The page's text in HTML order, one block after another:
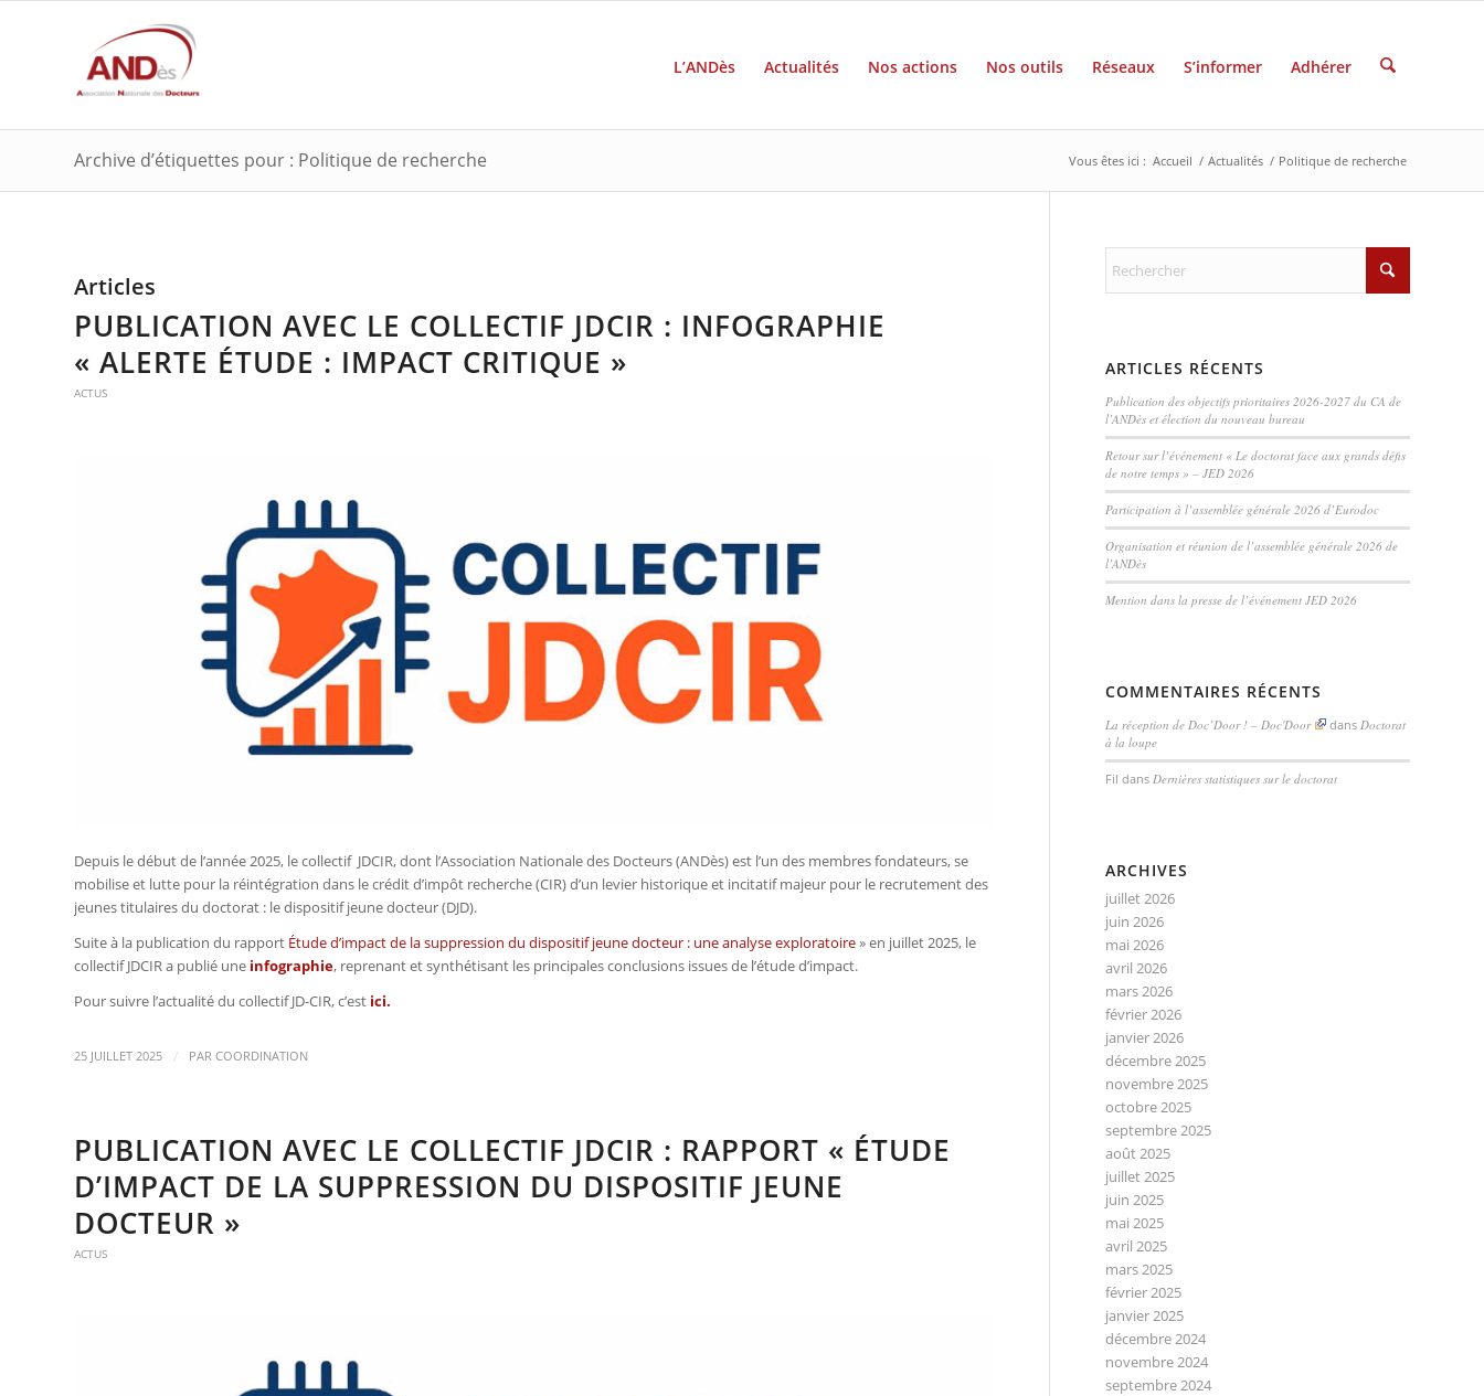
L’ANDès Actualités Nos actions Nos outils Réseaux S’informer Adhérer
Archive d’étiquettes pour : Politique de recherche Vous êtes ici : Accueil / Actualités / Politique de recherche
Articles
PUBLICATION AVEC LE COLLECTIF JDCIR : INFOGRAPHIE
« ALERTE ÉTUDE : IMPACT CRITIQUE »
ACTUS
Depuis le début de l’année 2025, le collectif JDCIR, dont l’Association Nationale des Docteurs (ANDès) est l’un des membres fondateurs, se
mobilise et lutte pour la réintégration dans le crédit d’impôt recherche (CIR) d’un levier historique et incitatif majeur pour le recrutement des
jeunes titulaires du doctorat : le dispositif jeune docteur (DJD).
Suite à la publication du rapport Étude d’impact de la suppression du dispositif jeune docteur : une analyse exploratoire» en juillet 2025, le
collectif JDCIR a publié une infographie, reprenant et synthétisant les principales conclusions issues de l’étude d’impact.
Pour suivre l’actualité du collectif JD-CIR, c’est ici.
25 JUILLET 2025 / PAR COORDINATION
PUBLICATION AVEC LE COLLECTIF JDCIR : RAPPORT « ÉTUDE
D’IMPACT DE LA SUPPRESSION DU DISPOSITIF JEUNE
DOCTEUR »
ACTUS
ARTICLES RÉCENTS
Publication des objectifs prioritaires 2026-2027 du CA de
l’ANDès et élection du nouveau bureau
Retour sur l’événement « Le doctorat face aux grands défis
de notre temps » – JED 2026
Participation à l’assemblée générale 2026 d’Eurodoc
Organisation et réunion de l’assemblée générale 2026 de
l’ANDès
Mention dans la presse de l’événement JED 2026
COMMENTAIRES RÉCENTS
La réception de Doc’Door ! – Doc'Door dans Doctorat
à la loupe
Fil dansDernières statistiques sur le doctorat
ARCHIVES
juillet 2026
juin 2026
mai 2026
avril 2026
mars 2026
février 2026
janvier 2026
décembre 2025
novembre 2025
octobre 2025
septembre 2025
août 2025
juillet 2025
juin 2025
mai 2025
avril 2025
mars 2025
février 2025
janvier 2025
décembre 2024
novembre 2024
septembre 2024